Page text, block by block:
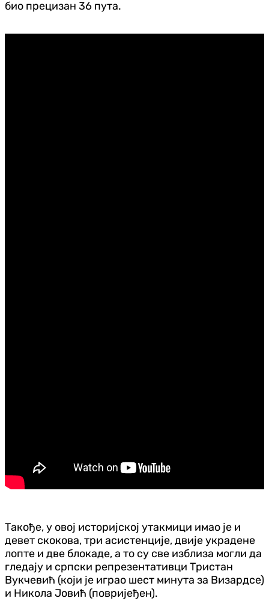
био прецизан 36 пута.
Такође, у овој историјској утакмици имао је и
девет скокова, три асистенције, двије украдене
лопте и две блокаде, а то су све изблиза могли да
гледају и српски репрезентативци Тристан
Вукчевић (који је играо шест минута за Визардсе)
и Никола Јовић (повријеђен).